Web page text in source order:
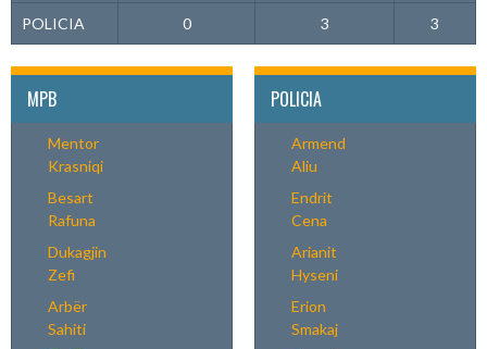
POLICIA 0 3 3
MPB
Mentor
Krasniqi
Besart
Rafuna
Dukagjin
Zefi
Arbër
Sahiti
POLICIA
Armend
Aliu
Endrit
Cena
Arianit
Hyseni
Erion
Smakaj